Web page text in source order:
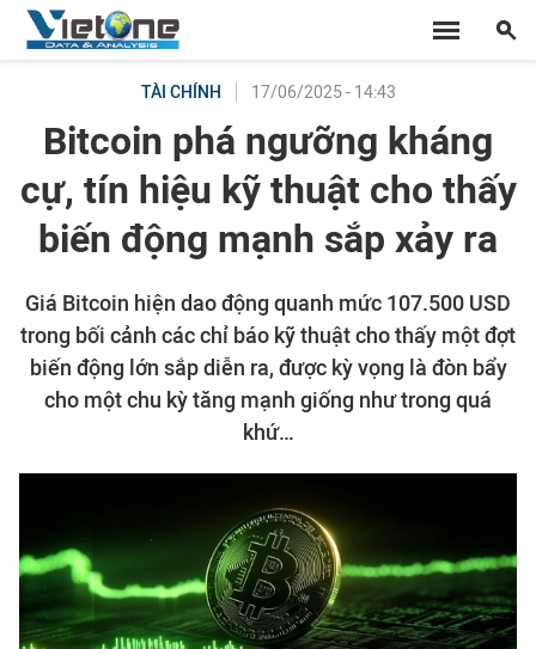
TÀI CHÍNH 17/06/2025 - 14:43
Bitcoin phá ngưỡng kháng
cự, tín hiệu kỹ thuật cho thấy
biến động mạnh sắp xảy ra
Giá Bitcoin hiện dao động quanh mức 107.500 USD
trong bối cảnh các chỉ báo kỹ thuật cho thấy một đợt
biến động lớn sắp diễn ra, được kỳ vọng là đòn bẩy
cho một chu kỳ tăng mạnh giống như trong quá
khứ…